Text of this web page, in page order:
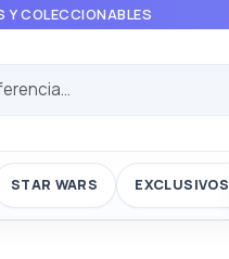
Y COLECCIONABLES
STAR WARS EXCLUSIVOS